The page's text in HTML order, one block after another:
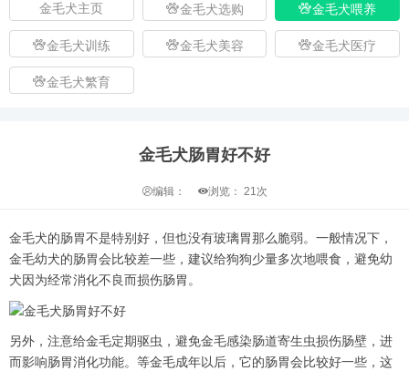
金毛犬主页 金毛犬选购 金毛犬喂养
金毛犬训练 金毛犬美容 金毛犬医疗
金毛犬繁育
金毛犬肠胃好不好
编辑： 浏览： 21次
金毛犬的肠胃不是特别好，但也没有玻璃胃那么脆弱。一般情况下，
金毛幼犬的肠胃会比较差一些，建议给狗狗少量多次地喂食，避免幼
犬因为经常消化不良而损伤肠胃。
另外，注意给金毛定期驱虫，避免金毛感染肠道寄生虫损伤肠壁，进
而影响肠胃消化功能。等金毛成年以后，它的肠胃会比较好一些，这